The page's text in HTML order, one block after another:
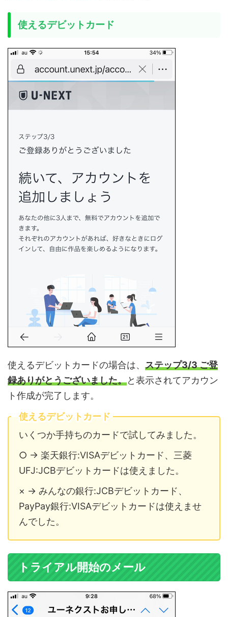
使えるデビットカード
使えるデビットカードの場合は、 ステップ3/3 ご登
録ありがとうございました。と表示されてアカウン
ト作成が完了します。
使えるデビットカード
いくつか手持ちのカードで試してみました。
○ → 楽天銀行:VISAデビットカード、三菱
UFJ:JCBデビットカードは使えました。
× → みんなの銀行:JCBデビットカード、
PayPay銀行:VISAデビットカードは使えませ
んでした。
トライアル開始のメール